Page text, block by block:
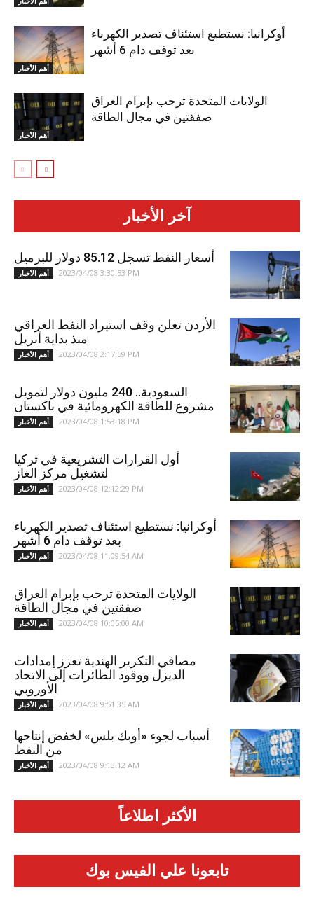
أهم الأخبار
أوكرانيا: نستطيع استئناف تصدير الكهرباء
بعد توقف دام 6 أشهر
أهم الأخبار
الولايات المتحدة ترحب بإبرام العراق
صفقتين في مجال الطاقة
آخر الأخبار
أسعار النفط تسجل 85.12 دولار للبرميل
أهم الأخبار 2023/04/08 3:30:53 PM
الأردن تعلن وقف استيراد النفط العراقي
منذ بداية أبريل
أهم الأخبار 2023/04/08 2:17:59 PM
السعودية.. 240 مليون دولار لتمويل
مشروع للطاقة الكهرومائية في باكستان
أهم الأخبار 2023/04/08 1:53:18 PM
أول القرارات التشريعية في تركيا
لتشغيل مركز الغاز
أهم الأخبار 2023/04/08 12:12:29 PM
أوكرانيا: نستطيع استئناف تصدير الكهرباء
بعد توقف دام 6 أشهر
أهم الأخبار 2023/04/08 11:09:54 AM
الولايات المتحدة ترحب بإبرام العراق
صفقتين في مجال الطاقة
أهم الأخبار 2023/04/08 10:05:00 AM
مصافي التكرير الهندية تعزز إمدادات
الديزل ووقود الطائرات إلى الاتحاد
الأوروبي
أهم الأخبار 2023/04/08 9:51:35 AM
أسباب لجوء «أوبك بلس» لخفض إنتاجها
من النفط
أهم الأخبار 2023/04/08 9:13:12 AM
الأكثر اطلاعاً
تابعونا علي الفيس بوك